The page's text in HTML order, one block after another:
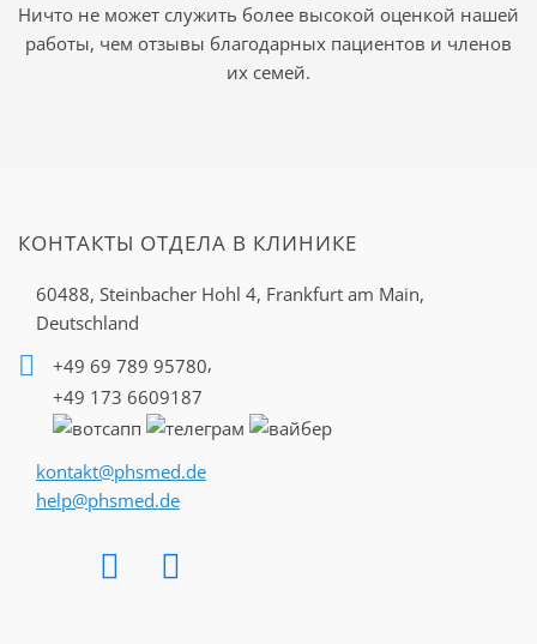
Ничто не может служить более высокой оценкой нашей
работы, чем отзывы благодарных пациентов и членов
их семей.
КОНТАКТЫ ОТДЕЛА В КЛИНИКЕ
60488, Steinbacher Hohl 4, Frankfurt am Main,
Deutschland
+49 69 789 95780,
+49 173 6609187
kontakt@phsmed.de
help@phsmed.de